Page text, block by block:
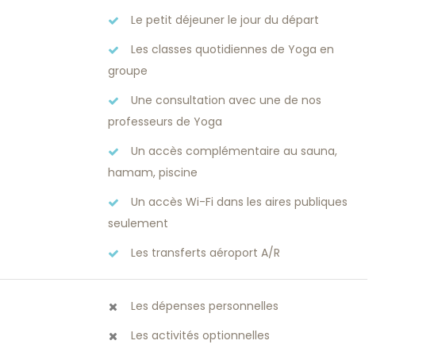
Le petit déjeuner le jour du départ
Les classes quotidiennes de Yoga en
groupe
Une consultation avec une de nos
professeurs de Yoga
Un accès complémentaire au sauna,
hamam, piscine
Un accès Wi-Fi dans les aires publiques
seulement
Les transferts aéroport A/R
Les dépenses personnelles
Les activités optionnelles